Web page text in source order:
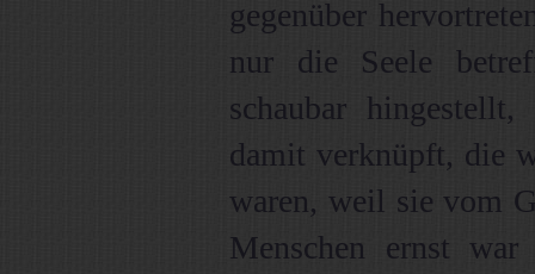
gegenüber
nur die Seele
schaubar
damit verknüpft, die
waren, weil sie vom
Menschen ernst